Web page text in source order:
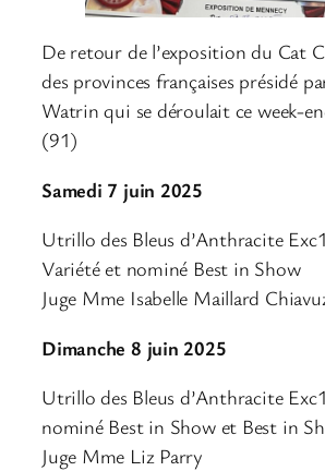
De retour de l’exposition du Cat
des provinces françaises présidé
Watrin qui se déroulait ce week-
(91)
Samedi 7 juin 2025
Utrillo des Bleus d’Anthracite
Variété et nominé Best in Show
Juge Mme Isabelle Maillard
Dimanche 8 juin 2025
Utrillo des Bleus d’Anthracite
nominé Best in Show et Best in
Juge Mme Liz Parry